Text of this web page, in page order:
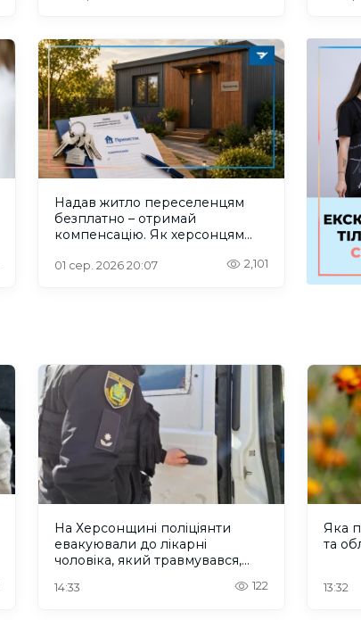
Надав житло переселенцям
безплатно – отримай
компенсацію. Як херсонцям
“Прихисток”
01 сер. 2026 20:07 2,101
На Херсонщині поліціянти
евакуювали до лікарні
чоловіка, який травмувався,
14:33 122
Яка
та
13:32